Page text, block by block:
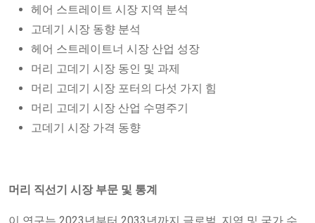
헤어 스트레이트 시장 지역 분석
고데기 시장 동향 분석
헤어 스트레이트너 시장 산업 성장
머리 고데기 시장 동인 및 과제
머리 고데기 시장 포터의 다섯 가지 힘
머리 고데기 시장 산업 수명주기
고데기 시장 가격 동향
머리 직선기 시장 부문 및 통계